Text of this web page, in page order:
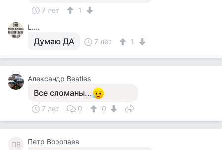
7 лет
1
L….
Думаю ДА 7 лет 1
Александр Beatles
Все сломаны...
7 лет 0 0
ПВ Петр Воропаев